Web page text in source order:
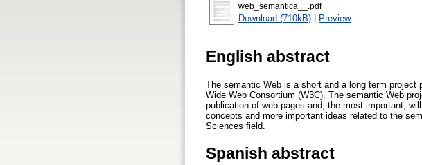
web_semantica__.pdf
Download (710kB) | Preview
English abstract
The semantic Web is a short and a long term
Wide Web Consortium (W3C). The semantic Web
publication of web pages and, the most important,
concepts and more important ideas related to the
Sciences field.
Spanish abstract